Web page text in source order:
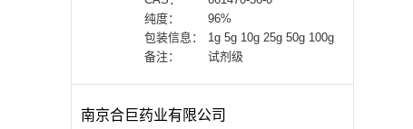
纯度：
96%
包装信息：
1g 5g 10g 25g 50g 100g
备注：
试剂级
南京合巨药业有限公司